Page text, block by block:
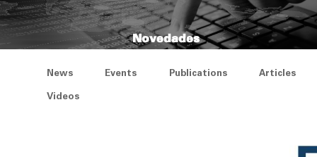
Novedades
News Events Publications Articles
Videos